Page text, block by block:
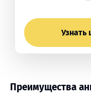
Узнать
Преимущества